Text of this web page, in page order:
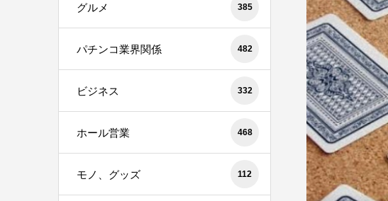
グルメ 385
パチンコ業界関係 482
ビジネス 332
ホール営業 468
モノ、グッズ 112